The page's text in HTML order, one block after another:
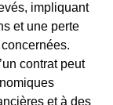
impliquant
et une perte
contrat peut
et à des